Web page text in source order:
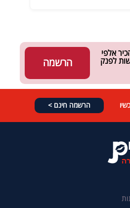
הרשמה
אלפי
לפנק
הרשמה חינם >